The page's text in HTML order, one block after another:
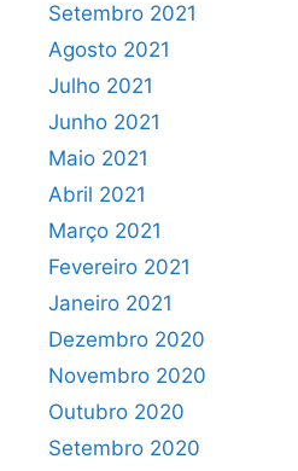
Setembro 2021
Agosto 2021
Julho 2021
Junho 2021
Maio 2021
Abril 2021
Março 2021
Fevereiro 2021
Janeiro 2021
Dezembro 2020
Novembro 2020
Outubro 2020
Setembro 2020